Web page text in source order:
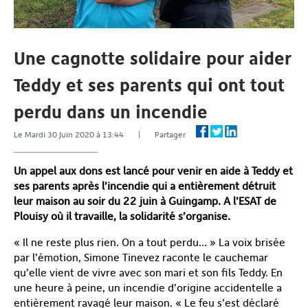
Une cagnotte solidaire pour aider
Teddy et ses parents qui ont tout
perdu dans un incendie
Le Mardi 30 Juin 2020 à 13:44 | Partager
Un appel aux dons est lancé pour venir en aide à Teddy et
ses parents après l’incendie qui a entièrement détruit
leur maison au soir du 22 juin à Guingamp. A l’ESAT de
Plouisy où il travaille, la solidarité s’organise.
« Il ne reste plus rien. On a tout perdu… » La voix brisée
par l’émotion, Simone Tinevez raconte le cauchemar
qu’elle vient de vivre avec son mari et son fils Teddy. En
une heure à peine, un incendie d’origine accidentelle a
entièrement ravagé leur maison. « Le feu s’est déclaré